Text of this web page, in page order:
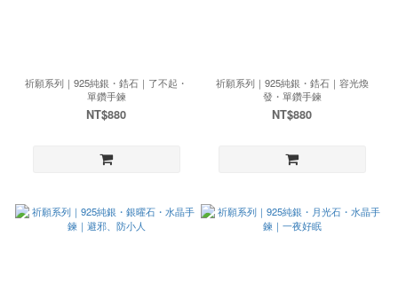
祈願系列｜925純銀・鋯石｜了不起・
單鑽手鍊
NT$880
祈願系列｜925純銀・鋯石｜容光煥
發・單鑽手鍊
NT$880